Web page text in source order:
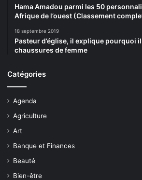
Hama Amadou parmi les 50
Afrique de l’ouest (Classement
18 septembre 2019
Pasteur d’église, il explique pourquoi
chaussures de femme
Catégories
Agenda
Agriculture
Art
Banque et Finances
Beauté
Bien-être